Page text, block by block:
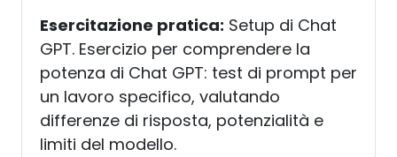
Esercitazione pratica: Setup di Chat
GPT. Esercizio per comprendere la
potenza di Chat GPT: test di prompt per
un lavoro specifico, valutando
differenze di risposta, potenzialità e
limiti del modello.